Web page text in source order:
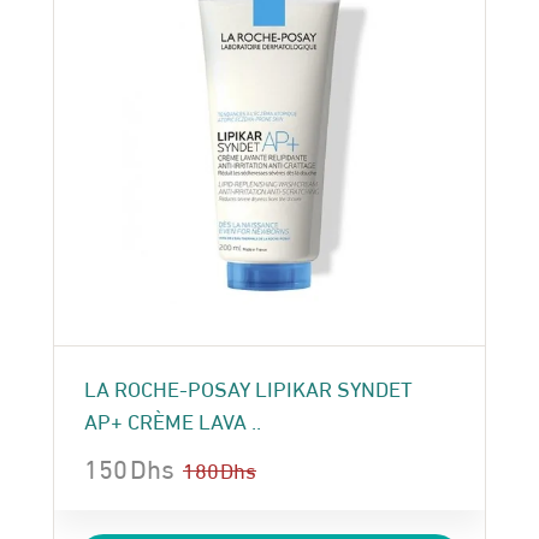
LA ROCHE-POSAY LIPIKAR SYNDET
AP+ CRÈME LAVA ..
180Dhs
150Dhs